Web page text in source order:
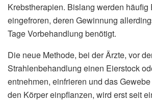
Krebstherapien. Bislang werden häufig
eingefroren, deren Gewinnung
Tage Vorbehandlung benötigt.
Die neue Methode, bei der Ärzte, vor
Strahlenbehandlung einen Eierstock
entnehmen, einfrieren und das
den Körper einpflanzen, wird erst seit